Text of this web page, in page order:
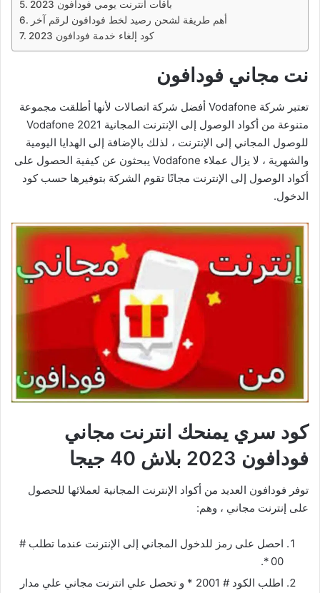
أهم طريقة لشحن رصيد لخط فودافون لرقم آخر
كود إلغاء خدمة فودافون 2023
نت مجاني فودافون
تعتبر شركة Vodafone أفضل شركة اتصالات لأنها أطلقت مجموعة
متنوعة من أكواد الوصول إلى الإنترنت المجانية Vodafone 2021
للوصول المجاني إلى الإنترنت ، لذلك بالإضافة إلى الهدايا اليومية
والشهرية ، لا يزال عملاء Vodafone يبحثون عن كيفية الحصول على
أكواد الوصول إلى الإنترنت مجانًا تقوم الشركة بتوفيرها حسب كود
الدخول.
كود سري يمنحك انترنت مجاني
فودافون 2023 بلاش 40 جيجا
توفر فودافون العديد من أكواد الإنترنت المجانية لعملائها للحصول
على إنترنت مجاني ، وهم:
احصل على رمز للدخول المجاني إلى الإنترنت عندما تطلب #
00 *.
اطلب الكود # 2001 * و تحصل علي انترنت مجاني علي مدار